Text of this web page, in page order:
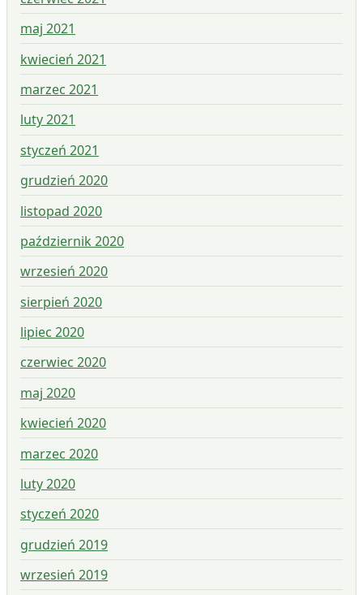
maj 2021
kwiecień 2021
marzec 2021
luty 2021
styczeń 2021
grudzień 2020
listopad 2020
październik 2020
wrzesień 2020
sierpień 2020
lipiec 2020
czerwiec 2020
maj 2020
kwiecień 2020
marzec 2020
luty 2020
styczeń 2020
grudzień 2019
wrzesień 2019